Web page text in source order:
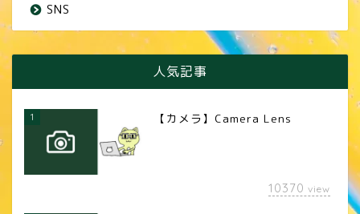
SNS
人気記事
1 【カメラ】Camera Lens
10370 view